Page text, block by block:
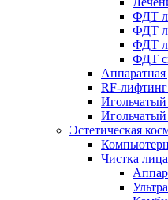
ФДТ
ФДТ
ФДТ
ФДТ
RF-
Эстетическая
Чистка лица